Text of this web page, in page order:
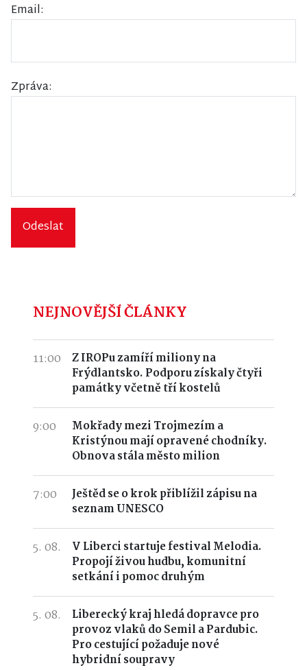
Email:
Zpráva:
Odeslat
NEJNOVĚJŠÍ ČLÁNKY
11:00
Z IROPu zamíří miliony na
Frýdlantsko. Podporu získaly čtyři
památky včetně tří kostelů
9:00
Mokřady mezi Trojmezím a
Kristýnou mají opravené chodníky.
Obnova stála město milion
7:00
Ještěd se o krok přiblížil zápisu na
seznam UNESCO
5. 08.
V Liberci startuje festival Melodia.
Propojí živou hudbu, komunitní
setkání i pomoc druhým
5. 08.
Liberecký kraj hledá dopravce pro
provoz vlaků do Semil a Pardubic.
Pro cestující požaduje nové
hybridní soupravy